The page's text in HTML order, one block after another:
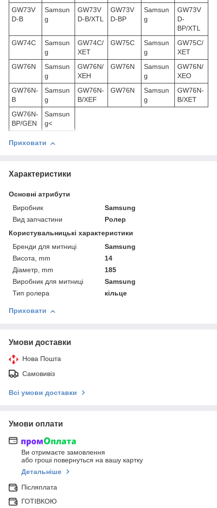
GW73V
D-B
Samsun
g
GW73V
D-B/XTL
GW73V
D-BP
Samsun
g
GW73V
D-
BP/XTL
GW74C
Samsun
g
GW74C/
XET
GW75C
Samsun
g
GW75C/
XET
GW76N
Samsun
g
GW76N/
XEH
GW76N
Samsun
g
GW76N/
XEO
GW76N-
B
Samsun
g
GW76N-
B/XEF
GW76N
Samsun
g
GW76N-
B/XET
GW76N-
BP/GEN
Samsun
g<
Приховати
Характеристики
Основні атрибути
Виробник
Samsung
Вид запчастини
Ролер
Користувальницькі характеристики
Бренди для митниці
Samsung
Висота, mm
14
Діаметр, mm
185
Виробник для митниці
Samsung
Тип ролера
кільце
Приховати
Умови доставки
Нова Пошта
Самовивіз
Всі умови доставки
Умови оплати
Ви отримаєте замовлення
або гроші повернуться на вашу картку
Детальніше
Післяплата
ГОТІВКОЮ